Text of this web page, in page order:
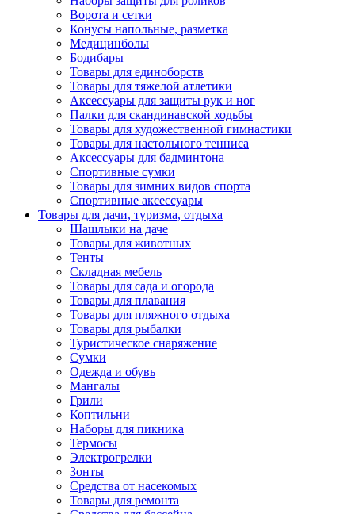
Ворота и сетки
Конусы напольные, разметка
Медицинболы
Бодибары
Товары для единоборств
Товары для тяжелой атлетики
Аксессуары для защиты рук и ног
Палки для скандинавской ходьбы
Товары для художественной гимнастики
Товары для настольного тенниса
Аксессуары для бадминтона
Спортивные сумки
Товары для зимних видов спорта
Спортивные аксессуары
Товары для дачи, туризма, отдыха
Шашлыки на даче
Товары для животных
Тенты
Складная мебель
Товары для сада и огорода
Товары для плавания
Товары для пляжного отдыха
Товары для рыбалки
Туристическое снаряжение
Сумки
Одежда и обувь
Мангалы
Грили
Коптильни
Наборы для пикника
Термосы
Электрогрелки
Зонты
Средства от насекомых
Товары для ремонта